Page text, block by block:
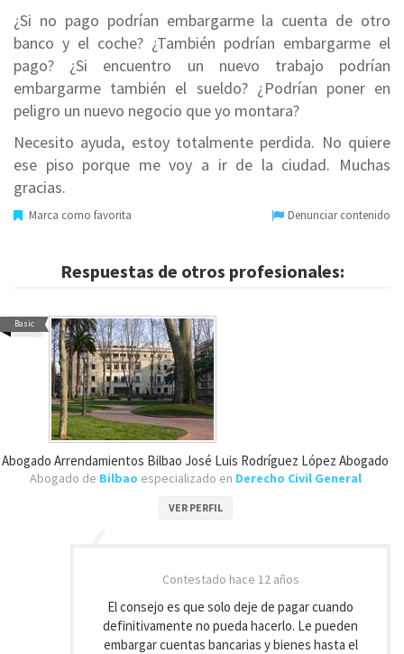
¿Si no pago podrían embargarme la cuenta de otro
banco y el coche? ¿También podrían embargarme el
pago? ¿Si encuentro un nuevo trabajo podrían
embargarme también el sueldo? ¿Podrían poner en
peligro un nuevo negocio que yo montara?
Necesito ayuda, estoy totalmente perdida. No quiere
ese piso porque me voy a ir de la ciudad. Muchas
gracias.
Marca como favorita Denunciar contenido
Respuestas de otros profesionales:
Basic
Abogado Arrendamientos Bilbao José Luis Rodríguez López Abogado
Abogado de Bilbao especializado en Derecho Civil General
VER PERFIL
Contestado hace 12 años
El consejo es que solo deje de pagar cuando
definitivamente no pueda hacerlo. Le pueden
embargar cuentas bancarias y bienes hasta el